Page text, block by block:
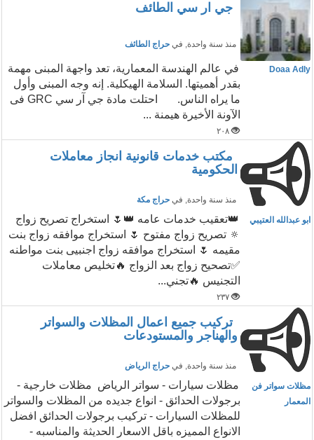
جي ار سي الطائف
منذ سنة واحدة, في حراج الطائف
Doaa Adly
في عالم الهندسة المعمارية، تعد واجهة المبنى مهمة
بقدر أهميتها. السلامة الهيكلية. إنه وجه المبنى وأول
ما يراه الناس. احتلت مادة جي آر سي GRC فى
الآونة الأخيرة هيمنة ...
٢٠٨
مكتب خدمات قانونية انجاز معاملات
الحكومية
منذ سنة واحدة, في حراج مكة
ابو عبدالله العتيبي
👑تعقيب خدمات عامه 👑🌷 استخراج تصريح زواج
🔅 تصريح زواج مفتوح 🌷 استخراج موافقه زواج بنت
مقيمه 🌷 استخراج موافقه زواج اجنبيى بنت مواطنه
✅تصحيح زواج بعد الزواج 🔥تخليص معاملات
التجنيس 🔥تجني...
٢٣٧
تركيب جميع اعمال المظلات والسواتر
والهناجر والمستودعات
منذ سنة واحدة, في حراج الرياض
مظلات سواتر فن
المعمار
مظلات سيارات - سواتر الرياض مظلات خارجية -
برجولات الحدائق - انواع جديده من المظلات والسواتر
للمظلات السيارات - تركيب برجولات الحدائق افضل
الانواع المميزه باقل الاسعار الحديثة والمناسبه -